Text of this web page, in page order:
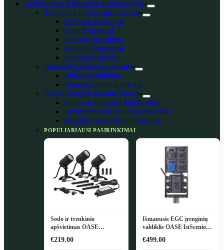
Apšvietimas ir išmanios technologijos
Tvenkinio ir sodo apšvietimas
Vandens šviestuvai
Sodo šviestuvai
Fontanų šviestuvai
Krioklių šviestuvai
Šviestuvų priedai
Išmanioji įrenginių kontrolė
Išmanūs valdikliai
Išmanių valdiklių priedai
Saulės energija varoma įranga
Fontanai su saulės kolektoriais
Apšvietimas su saulės kolektoriais
Orapūtės su saulės kolektoriais
POPULIARIAUSI PASIRINKIMAI
Sodo ir tvenkinio
apšvietimas OASE
€219.00
Išmanusis EGC įrenginių
valdiklis OASE InScenio
€499.00